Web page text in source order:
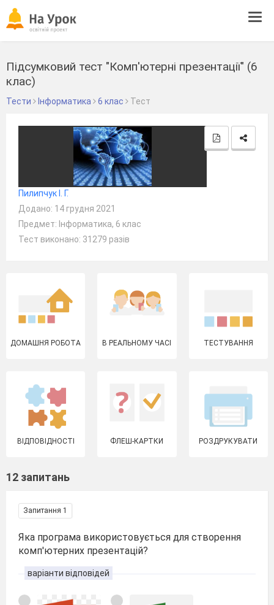
Підсумковий тест "Комп'ютерні презентації" (6
клас)
Тести Інформатика 6 клас Тест
Пилипчук І. Г.
Додано: 14 грудня 2021
Предмет: Інформатика, 6 клас
Тест виконано: 31279 разів
ДОМАШНЯ РОБОТА В РЕАЛЬНОМУ ЧАСІ ТЕСТУВАННЯ
ВІДПОВІДНОСТІ ФЛЕШ-КАРТКИ РОЗДРУКУВАТИ
12 запитань
Запитання 1
Яка програма використовується для створення
комп'ютерних презентацій?
варіанти відповідей